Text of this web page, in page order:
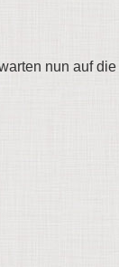
nun auf